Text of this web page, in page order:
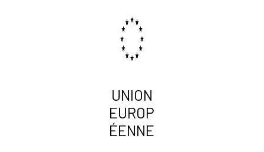
UNION
EUROP
ÉENNE